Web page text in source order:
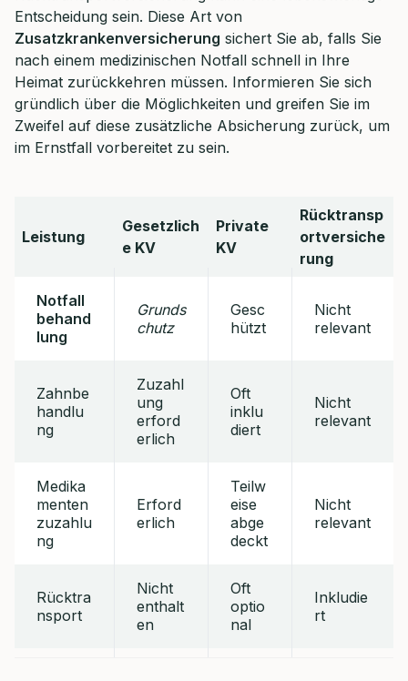
Entscheidung sein. Diese Art von
Zusatzkrankenversicherung sichert Sie ab, falls Sie
nach einem medizinischen Notfall schnell in Ihre
Heimat zurückkehren müssen. Informieren Sie sich
gründlich über die Möglichkeiten und greifen Sie im
Zweifel auf diese zusätzliche Absicherung zurück, um
im Ernstfall vorbereitet zu sein.
Leistung
Gesetzlich
e KV
Private
KV
Rücktransp
ortversiche
rung
Notfall
behand
lung
Grunds
chutz
Gesc
hützt
Nicht
relevant
Zahnbe
handlu
ng
Zuzahl
ung
erford
erlich
Oft
inklu
diert
Nicht
relevant
Medika
menten
zuzahlu
ng
Erford
erlich
Teilw
eise
abge
deckt
Nicht
relevant
Rücktra
nsport
Nicht
enthalt
en
Oft
optio
nal
Inkludie
rt